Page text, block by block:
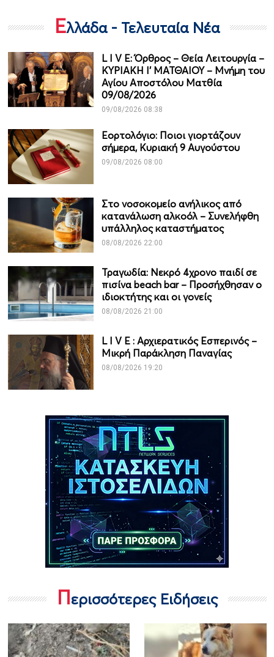
Ελλάδα - Τελευταία Νέα
L I V E: Όρθρος – Θεία Λειτουργία –
ΚΥΡΙΑΚΗ Ι' ΜΑΤΘΑΙΟΥ – Μνήμη του
Αγίου Αποστόλου Ματθία
09/08/2026
09/08/2026 08:38
Εορτολόγιο: Ποιοι γιορτάζουν
σήμερα, Κυριακή 9 Αυγούστου
09/08/2026 08:00
Στο νοσοκομείο ανήλικος από
κατανάλωση αλκοόλ – Συνελήφθη
υπάλληλος καταστήματος
08/08/2026 22:00
Τραγωδία: Νεκρό 4χρονο παιδί σε
πισίνα beach bar – Προσήχθησαν ο
ιδιοκτήτης και οι γονείς
08/08/2026 21:00
L I V Ε : Αρχιερατικός Εσπερινός –
Μικρή Παράκληση Παναγίας
08/08/2026 19:20
Περισσότερες Ειδήσεις